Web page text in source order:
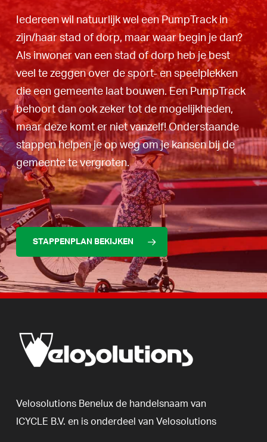
Iedereen wil natuurlijk wel een PumpTrack in
zijn/haar stad of dorp, maar waar begin je dan?
Als inwoner van een stad of dorp heb je best
veel te zeggen over de sport- en speelplekken
die een gemeente laat bouwen. Een PumpTrack
behoort dan ook zeker tot de mogelijkheden,
maar deze komt er niet vanzelf! Onderstaande
stappen helpen je op weg om je kansen bij de
gemeente te vergroten.
STAPPENPLAN BEKIJKEN
Velosolutions Benelux de handelsnaam van
ICYCLE B.V. en is onderdeel van Velosolutions